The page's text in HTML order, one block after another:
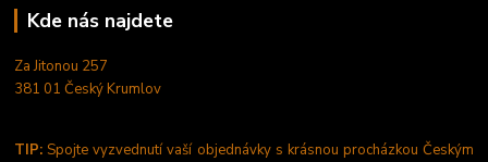
Kde nás najdete
Za Jitonou 257
381 01 Český Krumlov
TIP: Spojte vyzvednutí vaší objednávky s krásnou procházkou Českým